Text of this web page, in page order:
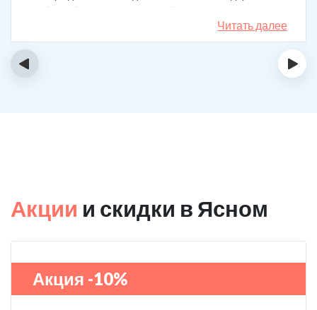
набор таблеток, а именно подбирают
индивидуальный комплекс под конкретный случай.
Несколько раз делал вызов, и назначения были под
Читать далее
‹ ›
Акции и скидки в Ясном
Акция -10%